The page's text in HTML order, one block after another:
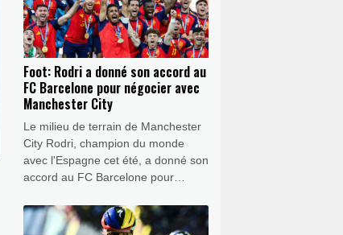
Foot: Rodri a donné son accord au
FC Barcelone pour négocier avec
Manchester City
Le milieu de terrain de Manchester
City Rodri, champion du monde
avec l'Espagne cet été, a donné son
accord au FC Barcelone pour
affirmé jeudi à l'AFP une source au
sein du club catalan.